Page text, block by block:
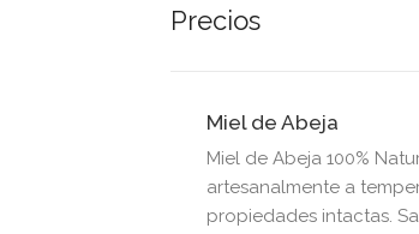
Precios
Miel de Abeja
Miel de Abeja 100%
artesanalmente a
propiedades intactas.